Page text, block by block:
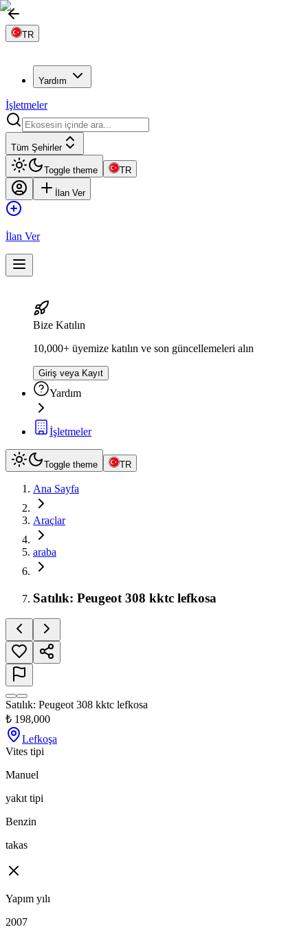
TR
Yardım
İşletmeler
Tüm Şehirler
Toggle theme TR
İlan Ver
İlan Ver
Bize Katılın
10,000+ üyemize katılın ve son güncellemeleri alın
Giriş veya Kayıt
Yardım
İşletmeler
Toggle theme TR
Ana Sayfa
Araçlar
araba
Satılık: Peugeot 308 kktc lefkosa
Satılık: Peugeot 308 kktc lefkosa
₺ 198,000
Lefkoşa
Vites tipi
Manuel
yakıt tipi
Benzin
takas
Yapım yılı
2007